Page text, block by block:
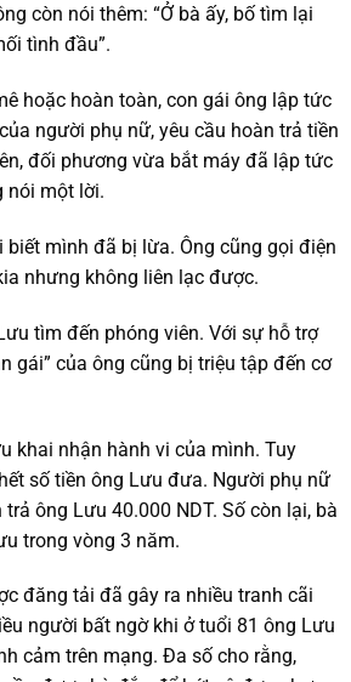
còn nói thêm: “Ở bà ấy, bố tìm lại
tình đầu”.
hoặc hoàn toàn, con gái ông lập tức
người phụ nữ, yêu cầu hoàn trả tiền
đối phương vừa bắt máy đã lập tức
nói một lời.
biết mình đã bị lừa. Ông cũng gọi điện
nhưng không liên lạc được.
tìm đến phóng viên. Với sự hỗ trợ
gái” của ông cũng bị triệu tập đến cơ
khai nhận hành vi của mình. Tuy
số tiền ông Lưu đưa. Người phụ nữ
ông Lưu 40.000 NDT. Số còn lại, bà
trong vòng 3 năm.
đăng tải đã gây ra nhiều tranh cãi
người bất ngờ khi ở tuổi 81 ông Lưu
cảm trên mạng. Đa số cho rằng,